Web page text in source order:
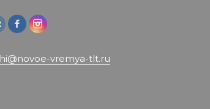
hi@novoe-vremya-tlt.ru